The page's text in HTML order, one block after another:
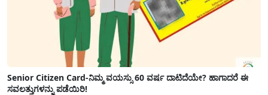
Senior Citizen Card-ನಿಮ್ಮ ವಯಸ್ಸು 60 ವರ್ಷ ದಾಟಿದೆಯೇ? ಹಾಗಾದರೆ ಈ
ಸವಲತ್ತುಗಳನ್ನು ಪಡೆಯಿರಿ!